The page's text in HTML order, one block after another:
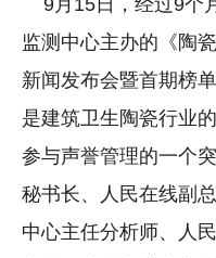
9月15日，经过9个
监测中心主办的《陶
新闻发布会暨首期榜
是建筑卫生陶瓷行业
参与声誉管理的一个
秘书长、人民在线副
中心主任分析师、人